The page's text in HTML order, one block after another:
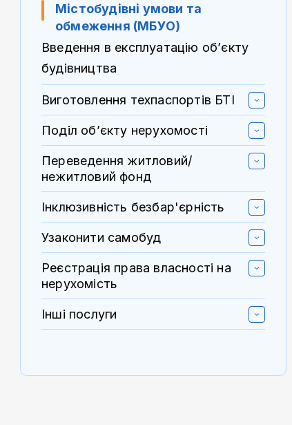
Містобудівні умови та
обмеження (МБУО)
Введення в експлуатацію об’єкту
будівництва
Виготовлення техпаспортів БТІ
Поділ об’єкту нерухомості
Переведення житловий/
нежитловий фонд
Інклюзивність безбар'єрність
Узаконити самобуд
Реєстрація права власності на
нерухомість
Інші послуги